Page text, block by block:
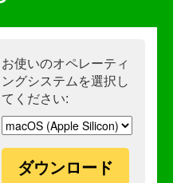
お使いのオペレーティ
ングシステムを選択し
てください:
ダウンロード